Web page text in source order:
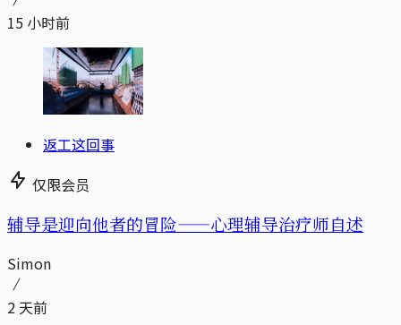
15 小时前
返工这回事
仅限会员
辅导是迎向他者的冒险——心理辅导治疗师自述
Simon
2 天前